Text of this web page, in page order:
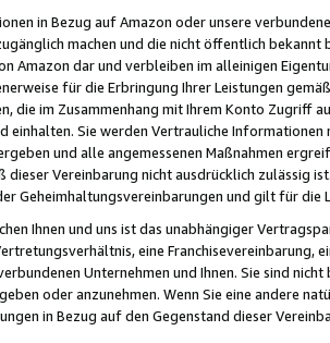
in Bezug auf Amazon oder unsere
machen und die nicht öffentlich
Amazon dar und verbleiben im alleinigen
für die Erbringung Ihrer Leistungen
die im Zusammenhang mit Ihrem Konto
einhalten. Sie werden Vertrauliche
und alle angemessenen Maßnahmen
dieser Vereinbarung nicht ausdrücklich zulässig
Geheimhaltungsvereinbarungen und gilt für die
Ihnen und uns ist das unabhängiger
eine Franchisevereinbarung,
Unternehmen und Ihnen. Sie sind
oder anzunehmen. Wenn Sie eine andere
in Bezug auf den Gegenstand dieser